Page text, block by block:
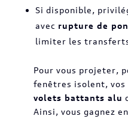
Si disponible,
avec rupture de
limiter les
Pour vous projeter,
fenêtres isolent,
volets battants alu
Ainsi, vous gagnez en